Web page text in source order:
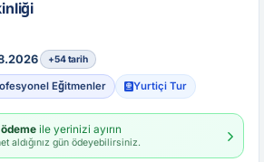
+54 tarih
Eğitmenler Yurtiçi Tur
ile yerinizi ayırın
aldığınız gün ödeyebilirsiniz.